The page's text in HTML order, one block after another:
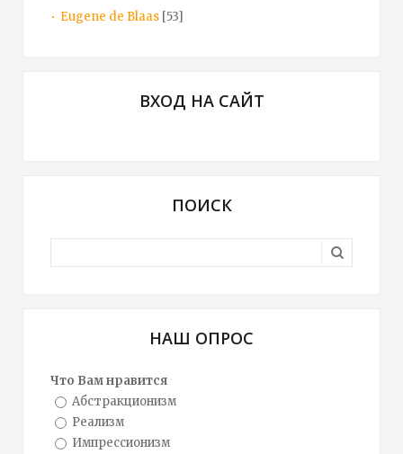
Eugene de Blaas [53]
ВХОД НА САЙТ
ПОИСК
НАШ ОПРОС
Что Вам нравится
Абстракционизм
Реализм
Импрессионизм